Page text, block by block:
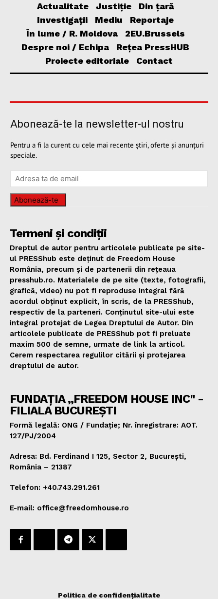
Actualitate Justiție
Din țară
Investigații
Mediu
Reportaje
În lume / R. Moldova
2EU.Brussels
Despre noi / Echipa
Rețea PressHUB
Proiecte editoriale
Contact
Abonează-te la newsletter-ul nostru
Pentru a fi la curent cu cele mai recente știri, oferte și anunțuri
speciale.
Abonează-te
Termeni și condiții
Dreptul de autor pentru articolele publicate pe site-
ul PRESShub este deținut de Freedom House
România, precum și de partenerii din rețeaua
presshub.ro. Materialele de pe site (texte, fotografii,
grafică, video) nu pot fi reproduse integral fără
acordul obținut explicit, în scris, de la PRESShub,
respectiv de la parteneri. Conținutul site-ului este
integral protejat de Legea Dreptului de Autor. Din
articolele publicate de PRESShub pot fi preluate
maxim 500 de semne, urmate de link la articol.
Cerem respectarea regulilor citării și protejarea
dreptului de autor.
FUNDAȚIA „FREEDOM HOUSE INC" -
FILIALA BUCUREȘTI
Formă legală: ONG / Fundație; Nr. înregistrare: AOT.
127/PJ/2004
Adresa: Bd. Ferdinand I 125, Sector 2, București,
România – 21387
Telefon: +40.743.291.261
E-mail: office@freedomhouse.ro
Politica de confidențialitate